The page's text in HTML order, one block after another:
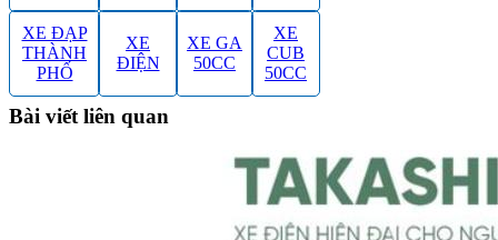
XE ĐẠP
THÀNH
PHỐ
XE
ĐIỆN
XE GA
50CC
XE
CUB
50CC
Bài viết liên quan